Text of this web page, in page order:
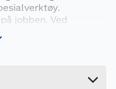
jobben. Ved
for best resultat!
6 X 110 MM 8 STK